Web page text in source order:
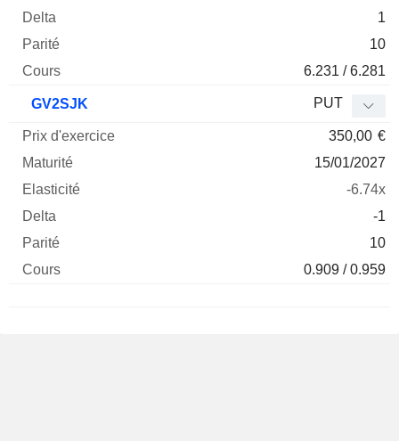
1
10
6.231 / 6.281
GV2SJK PUT
350,00 €
15/01/2027
-6.74x
-1
10
0.909 / 0.959